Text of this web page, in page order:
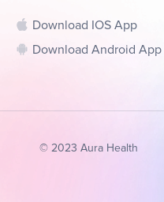
Download IOS App
Download Android App
© 2023 Aura Health